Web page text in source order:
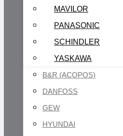
MAVILOR
PANASONIC
SCHINDLER
YASKAWA
B&R (ACOPOS)
DANFOSS
GEW
HYUNDAI